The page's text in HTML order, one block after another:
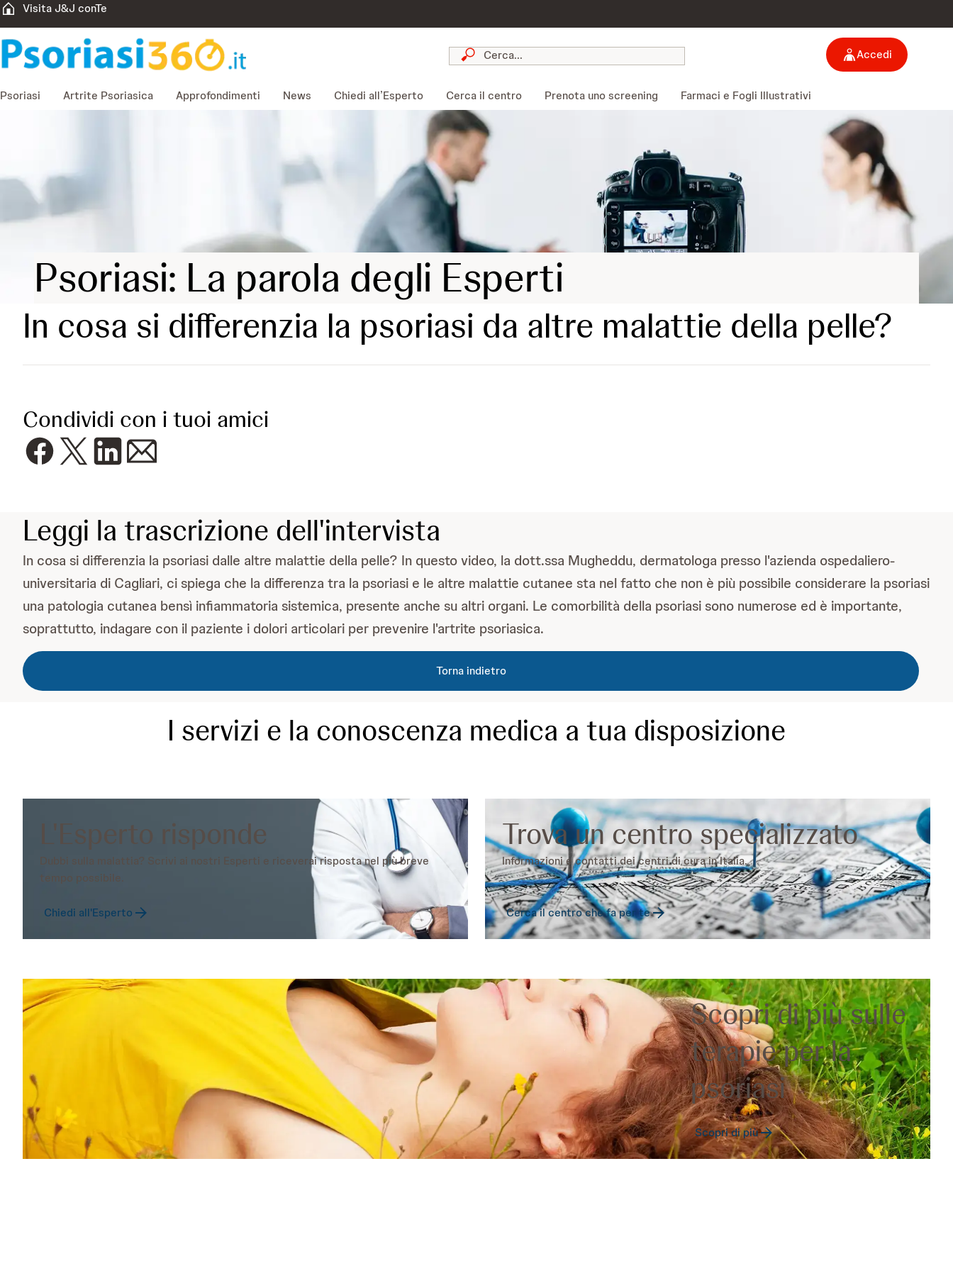
Visita J&J conTe
Accedi
Psoriasi Artrite Psoriasica Approfondimenti News Chiedi all’Esperto Cerca il centro Prenota uno screening Farmaci e Fogli Illustrativi
Psoriasi: La parola degli Esperti
In cosa si differenzia la psoriasi da altre malattie della pelle?
Condividi con i tuoi amici
Leggi la trascrizione dell'intervista
In cosa si differenzia la psoriasi dalle altre malattie della pelle? In questo video, la dott.ssa Mugheddu, dermatologa presso l'azienda ospedaliero‐
universitaria di Cagliari, ci spiega che la differenza tra la psoriasi e le altre malattie cutanee sta nel fatto che non è più possibile considerare la psoriasi
una patologia cutanea bensì infiammatoria sistemica, presente anche su altri organi. Le comorbilità della psoriasi sono numerose ed è importante,
soprattutto, indagare con il paziente i dolori articolari per prevenire l'artrite psoriasica.
Torna indietro
I servizi e la conoscenza medica a tua disposizione
L'Esperto risponde
Dubbi sulla malattia? Scrivi ai nostri Esperti e riceverai risposta nel più breve
tempo possibile.
Chiedi all'Esperto
Trova un centro specializzato
Informazioni e contatti dei centri di cura in Italia.
Cerca il centro che fa per te
Scopri di più sulle
terapie per la
psoriasi
Scopri di più